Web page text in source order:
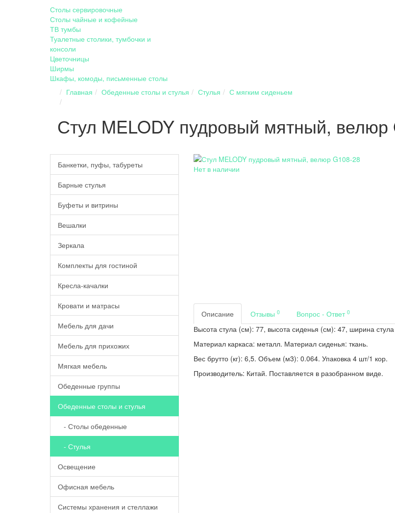
Столы сервировочные
Столы чайные и кофейные
ТВ тумбы
Туалетные столики, тумбочки и
консоли
Цветочницы
Ширмы
Шкафы, комоды, письменные столы
Главная Обеденные столы и стулья Стулья С мягким сиденьем
Стул MELODY пудровый мятный, велюр
Банкетки, пуфы, табуреты
Барные стулья
Буфеты и витрины
Вешалки
Зеркала
Комплекты для гостиной
Кресла-качалки
Кровати и матрасы
Мебель для дачи
Мебель для прихожих
Мягкая мебель
Обеденные группы
Обеденные столы и стулья
- Столы обеденные
- Стулья
Освещение
Офисная мебель
Системы хранения и стеллажи
Нет в наличии
Описание Отзывы 0 Вопрос - Ответ 0
Высота стула (см): 77, высота сиденья (см): 47, ширина
Материал каркаса: металл. Материал сиденья: ткань.
Вес брутто (кг): 6,5. Объем (м3): 0.064. Упаковка 4 шт/1 кор.
Производитель: Китай. Поставляется в разобранном виде.